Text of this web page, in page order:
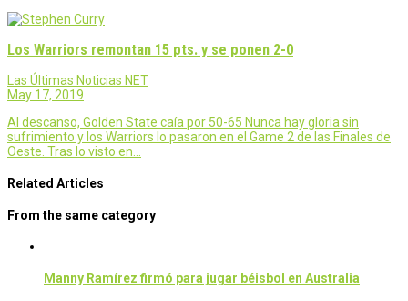
Los Warriors remontan 15 pts. y se ponen 2-0
Las Últimas Noticias NET
May 17, 2019
Al descanso, Golden State caía por 50-65 Nunca hay gloria sin
sufrimiento y los Warriors lo pasaron en el Game 2 de las Finales de
Oeste. Tras lo visto en…
Related Articles
From the same category
Manny Ramírez firmó para jugar béisbol en Australia